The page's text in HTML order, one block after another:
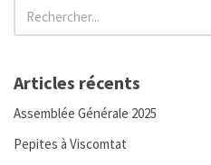
Articles récents
Assemblée Générale 2025
Pepites à Viscomtat